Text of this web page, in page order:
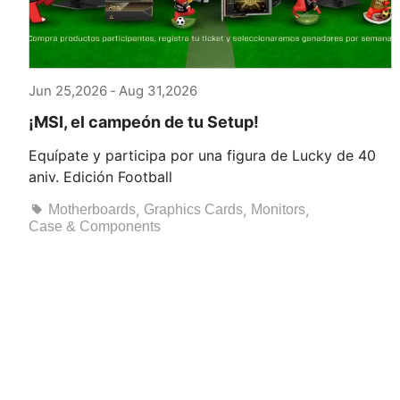
Jun 25,2026 - Aug 31,2026
¡MSI, el campeón de tu Setup!
Equípate y participa por una figura de Lucky de 40
aniv. Edición Football
Motherboards, Graphics Cards, Monitors,
Case & Components